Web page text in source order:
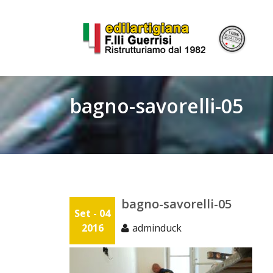
bagno-savorelli-05
Set - 04
2016
bagno-savorelli-05
adminduck